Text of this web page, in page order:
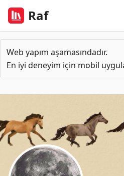
Raf
Web yapım aşamasındadır.
En iyi deneyim için mobil